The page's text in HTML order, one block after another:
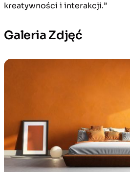
kreatywności i interakcji.”
Galeria Zdjęć